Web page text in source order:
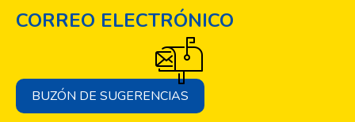
CORREO ELECTRÓNICO
BUZÓN DE SUGERENCIAS